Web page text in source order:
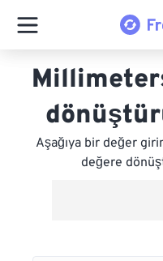
Aşağıya bir değer
değere